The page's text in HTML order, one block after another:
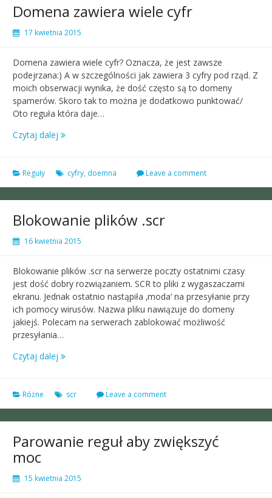
Domena zawiera wiele cyfr
17 kwietnia 2015
Domena zawiera wiele cyfr? Oznacza, że jest zawsze
podejrzana:) A w szczególności jak zawiera 3 cyfry pod rząd. Z
moich obserwacji wynika, że dość często są to domeny
spamerów. Skoro tak to można je dodatkowo punktować/
Oto reguła która daje…
Czytaj dalej
Reguły cyfry, doemna Leave a comment
Blokowanie plików .scr
16 kwietnia 2015
Blokowanie plików .scr na serwerze poczty ostatnimi czasy
jest dość dobry rozwiązaniem. SCR to pliki z wygaszaczami
ekranu. Jednak ostatnio nastąpiła ‚moda’ na przesyłanie przy
ich pomocy wirusów. Nazwa pliku nawiązuje do domeny
jakiejś. Polecam na serwerach zablokować możliwość
przesyłania…
Czytaj dalej
Różne scr Leave a comment
Parowanie reguł aby zwiększyć
moc
15 kwietnia 2015